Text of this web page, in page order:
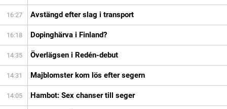
16:27 Avstängd efter slag i transport
16:18 Dopinghärva i Finland?
14:35 Överlägsen i Redén-debut
14:31 Majblomster kom lös efter segern
14:05 Hambot: Sex chanser till seger